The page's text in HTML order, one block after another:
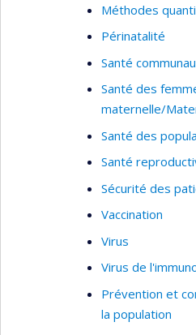
Méthodes
Périnatalité
Santé
Santé des
maternelle/
Santé des
Santé
Sécurité des
Vaccination
Virus
Virus de
Prévention et
la population